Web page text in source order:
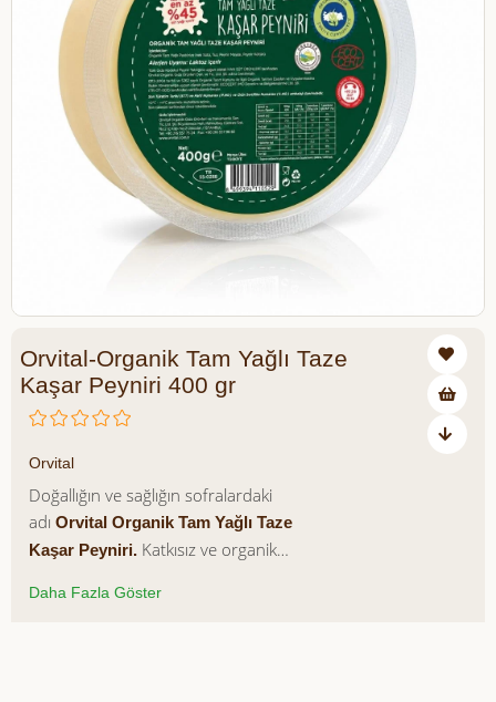
Orvital-Organik Tam Yağlı Taze
Kaşar Peyniri 400 gr
Orvital
Doğallığın ve sağlığın sofralardaki
adı Orvital Organik Tam Yağlı Taze
Kaşar Peyniri. Katkısız ve organik
lokmada taptaze lezzeti ve besleyici
Daha Fazla Göster